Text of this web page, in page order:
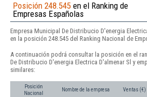
Posición 248.545 en el Ranking de
Empresas Españolas
Empresa Municipal De Distribucio D'energia
en la posición 248.545 del Ranking Nacional de
A continuación podrá consultar la posición en el
De Distribucio D'energia Electrica D'almenar Sl y
similares:
Posición
Nacional
Nombre de la empresa Ventas (€)